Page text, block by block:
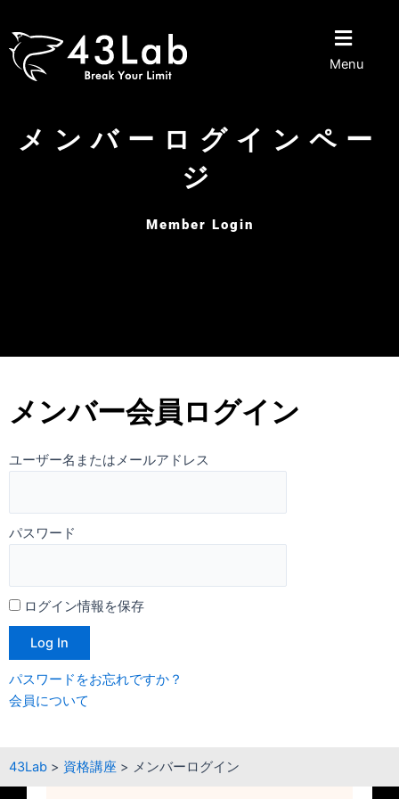
容
を
Menu
メンバーログインペー
ジ
Member Login
メンバー会員ログイン
ユーザー名またはメールアドレス
パスワード
ログイン情報を保存
パスワードをお忘れですか？
会員について
43Lab > 資格講座 > メンバーログイン